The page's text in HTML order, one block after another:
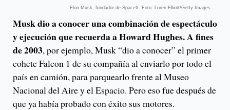
Elon Musk, fundador de SpaceX. Foto: Loren Elliott/Getty Images.
Musk dio a conocer una combinación de espectáculo
y ejecución que recuerda a Howard Hughes. A fines
de 2003, por ejemplo, Musk “dio a conocer” el primer
cohete Falcon 1 de su compañía al enviarlo por todo el
país en camión, para parquearlo frente al Museo
Nacional del Aire y el Espacio. Pero eso fue después de
que ya había probado con éxito sus motores.